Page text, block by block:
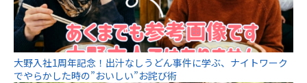
大野入社1周年記念！出汁なしうどん事件に学ぶ、ナイトワーク
でやらかした時の”おいしい”お詫び術